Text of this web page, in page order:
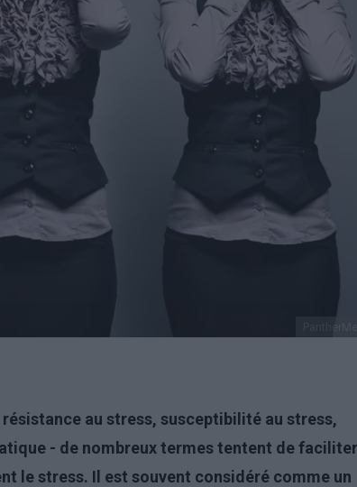
au stress, susceptibilité au stress,
- de nombreux termes tentent de
le stress. Il est souvent considéré comme un